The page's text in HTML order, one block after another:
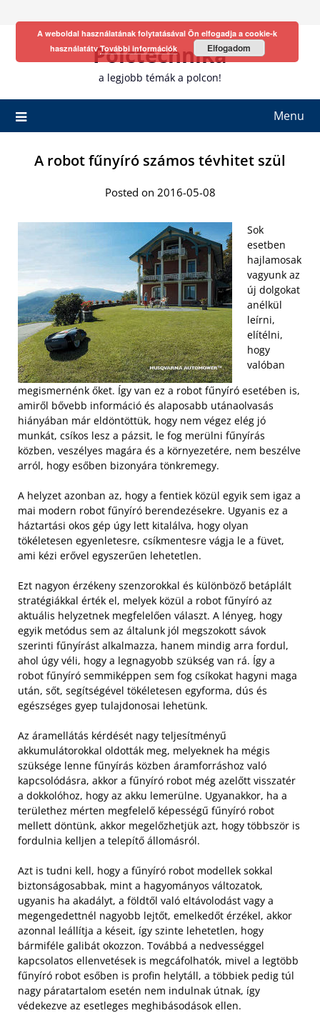
Polctechnika
a legjobb témák a polcon!
Menu
A robot fűnyíró számos tévhitet szül
Posted on 2016-05-08
Sok
esetben
hajlamosak
vagyunk az
új dolgokat
anélkül
leírni,
elítélni,
hogy
valóban
megismernénk őket. Így van ez a robot fűnyíró esetében is,
amiről bővebb információ és alaposabb utánaolvasás
hiányában már eldöntöttük, hogy nem végez elég jó
munkát, csíkos lesz a pázsit, le fog merülni fűnyírás
közben, veszélyes magára és a környezetére, nem beszélve
arról, hogy esőben bizonyára tönkremegy.
A helyzet azonban az, hogy a fentiek közül egyik sem igaz a
mai modern robot fűnyíró berendezésekre. Ugyanis ez a
háztartási okos gép úgy lett kitalálva, hogy olyan
tökéletesen egyenletesre, csíkmentesre vágja le a füvet,
ami kézi erővel egyszerűen lehetetlen.
Ezt nagyon érzékeny szenzorokkal és különböző betáplált
stratégiákkal érték el, melyek közül a robot fűnyíró az
aktuális helyzetnek megfelelően választ. A lényeg, hogy
egyik metódus sem az általunk jól megszokott sávok
szerinti fűnyírást alkalmazza, hanem mindig arra fordul,
ahol úgy véli, hogy a legnagyobb szükség van rá. Így a
robot fűnyíró semmiképpen sem fog csíkokat hagyni maga
után, sőt, segítségével tökéletesen egyforma, dús és
egészséges gyep tulajdonosai lehetünk.
Az áramellátás kérdését nagy teljesítményű
akkumulátorokkal oldották meg, melyeknek ha mégis
szüksége lenne fűnyírás közben áramforráshoz való
kapcsolódásra, akkor a fűnyíró robot még azelőtt visszatér
a dokkolóhoz, hogy az akku lemerülne. Ugyanakkor, ha a
területhez mérten megfelelő képességű fűnyíró robot
mellett döntünk, akkor megelőzhetjük azt, hogy többször is
fordulnia kelljen a telepítő állomásról.
Azt is tudni kell, hogy a fűnyíró robot modellek sokkal
biztonságosabbak, mint a hagyományos változatok,
ugyanis ha akadályt, a földtől való eltávolodást vagy a
megengedettnél nagyobb lejtőt, emelkedőt érzékel, akkor
azonnal leállítja a késeit, így szinte lehetetlen, hogy
bármiféle galibát okozzon. Továbbá a nedvességgel
kapcsolatos ellenvetések is megcáfolhatók, mivel a legtöbb
fűnyíró robot esőben is profin helytáll, a többiek pedig túl
nagy páratartalom esetén nem indulnak útnak, így
védekezve az esetleges meghibásodások ellen.
A weboldal használatának folytatásával Ön elfogadja a cookie-k
használatátvTovábbi információk Elfogadom